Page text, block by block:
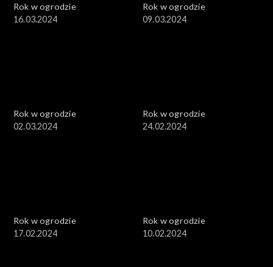
Rok w ogrodzie
16.03.2024
Rok w ogrodzie
09.03.2024
Rok w ogrodzie
02.03.2024
Rok w ogrodzie
24.02.2024
Rok w ogrodzie
17.02.2024
Rok w ogrodzie
10.02.2024